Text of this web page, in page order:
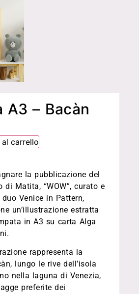
A3 – Bacàn
carrello
la pubblicazione del
di Matita, “WOW”, curato e
Venice in Pattern,
un’illustrazione estratta
in A3 su carta Alga
rappresenta la
lungo le rive dell’isola
nella laguna di Venezia,
preferite dei